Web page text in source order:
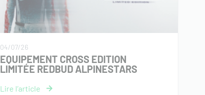
04/07/26
EQUIPEMENT CROSS EDITION
LIMITÉE REDBUD ALPINESTARS